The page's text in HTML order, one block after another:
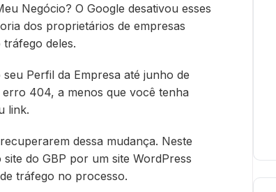
Negócio? O Google desativou esses
dos proprietários de empresas
deles.
Perfil da Empresa até junho de
404, a menos que você tenha
link.
dessa mudança. Neste
do GBP por um site WordPress
tráfego no processo.